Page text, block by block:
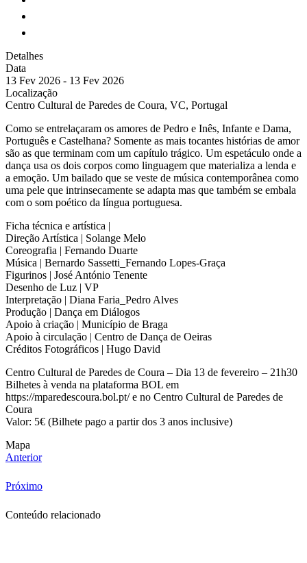
Detalhes
Data
13 Fev 2026 - 13 Fev 2026
Localização
Centro Cultural de Paredes de Coura, VC, Portugal
Como se entrelaçaram os amores de Pedro e Inês, Infante e Dama,
Português e Castelhana? Somente as mais tocantes histórias de amor
são as que terminam com um capítulo trágico. Um espetáculo onde a
dança usa os dois corpos como linguagem que materializa a lenda e
a emoção. Um bailado que se veste de música contemporânea como
uma pele que intrinsecamente se adapta mas que também se embala
com o som poético da língua portuguesa.
Ficha técnica e artística |
Direção Artística | Solange Melo
Coreografia | Fernando Duarte
Música | Bernardo Sassetti_Fernando Lopes-Graça
Figurinos | José António Tenente
Desenho de Luz | VP
Interpretação | Diana Faria_Pedro Alves
Produção | Dança em Diálogos
Apoio à criação | Município de Braga
Apoio à circulação | Centro de Dança de Oeiras
Créditos Fotográficos | Hugo David
Centro Cultural de Paredes de Coura – Dia 13 de fevereiro – 21h30
Bilhetes à venda na plataforma BOL em
https://mparedescoura.bol.pt/ e no Centro Cultural de Paredes de
Coura
Valor: 5€ (Bilhete pago a partir dos 3 anos inclusive)
Mapa
Anterior
Próximo
Conteúdo relacionado